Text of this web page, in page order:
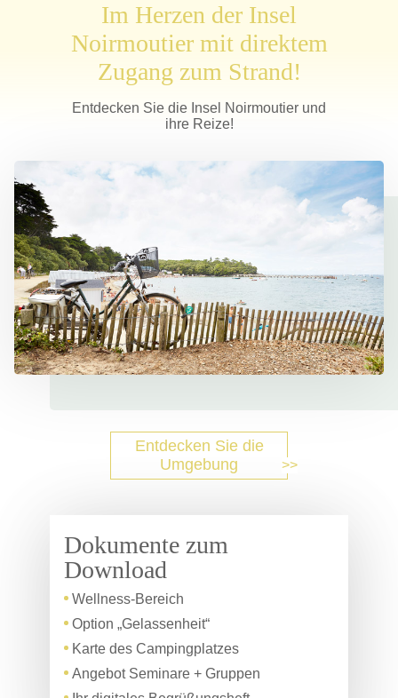
Im Herzen der Insel
Noirmoutier mit direktem
Zugang zum Strand!
Entdecken Sie die Insel Noirmoutier und
ihre Reize!
Entdecken Sie die
Umgebung
Dokumente zum
Download
Wellness-Bereich
Option „Gelassenheit“
Karte des Campingplatzes
Angebot Seminare + Gruppen